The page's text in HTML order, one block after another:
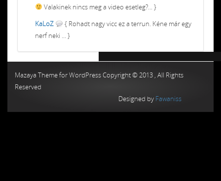
Valakinek nincs meg a video esetleg?... }
KaLoZ
{ Rohadt nagy vicc ez a terrun. Kéne már egy
nerf neki ... }
Mazaya Theme for WordPress Copyright © 2013 , All Rights
Reserved
Designed by Fawaniss